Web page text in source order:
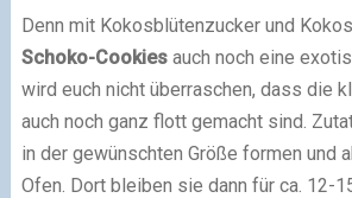
Denn mit Kokosblütenzucker und
Schoko-Cookiesauch noch eine
wird euch nicht überraschen, dass die
auch noch ganz flott gemacht sind.
in der gewünschten Größe formen und
Ofen. Dort bleiben sie dann für ca. 12-